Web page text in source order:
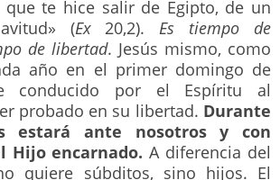
que te hice salir de Egipto, de un
(Ex20,2).Es tiempo de
de libertad. Jesús mismo, como
año en el primer domingo de
conducido por el Espíritu al
probado en su libertad. Durante
estará ante nosotros y con
Hijo encarnado. A diferencia del
quiere súbditos, sino hijos. El